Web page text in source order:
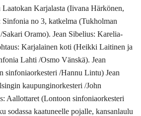
Karjalasta (Iivana Härkönen,
no 3, katkelma (Tukholman
Oramo). Jean Sibelius: Karelia-
Karjalainen koti (Heikki Laitinen ja
Lahti /Osmo Vänskä). Jean
sinfoniaorkesteri /Hannu Lintu) Jean
kaupunginorkesteri /John
Aallottaret (Lontoon sinfoniaorkesteri
sodassa kaatuneelle pojalle, kansanlaulu